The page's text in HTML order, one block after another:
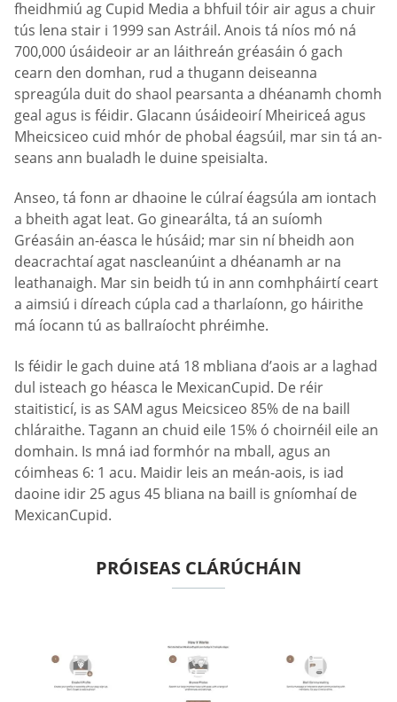
fheidhmiú ag Cupid Media a bhfuil tóir air agus a chuir
tús lena stair i 1999 san Astráil. Anois tá níos mó ná
700,000 úsáideoir ar an láithreán gréasáin ó gach
cearn den domhan, rud a thugann deiseanna
spreagúla duit do shaol pearsanta a dhéanamh chomh
geal agus is féidir. Glacann úsáideoirí Mheiriceá agus
Mheicsiceo cuid mhór de phobal éagsúil, mar sin tá an-
seans ann bualadh le duine speisialta.
Anseo, tá fonn ar dhaoine le cúlraí éagsúla am iontach
a bheith agat leat. Go ginearálta, tá an suíomh
Gréasáin an-éasca le húsáid; mar sin ní bheidh aon
deacrachtaí agat nascleanúint a dhéanamh ar na
leathanaigh. Mar sin beidh tú in ann comhpháirtí ceart
a aimsiú i díreach cúpla cad a tharlaíonn, go háirithe
má íocann tú as ballraíocht phréimhe.
Is féidir le gach duine atá 18 mbliana d’aois ar a laghad
dul isteach go héasca le MexicanCupid. De réir
staitisticí, is as SAM agus Meicsiceo 85% de na baill
chláraithe. Tagann an chuid eile 15% ó choirnéil eile an
domhain. Is mná iad formhór na mball, agus an
cóimheas 6: 1 acu. Maidir leis an meán-aois, is iad
daoine idir 25 agus 45 bliana na baill is gníomhaí de
MexicanCupid.
PRÓISEAS CLÁRÚCHÁIN